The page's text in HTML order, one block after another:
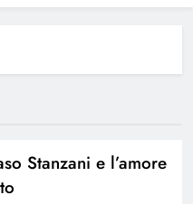
Stanzani e l’amore